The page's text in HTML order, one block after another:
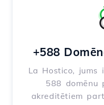
+588
La Hostico, jums
588 domēnu
akreditētiem